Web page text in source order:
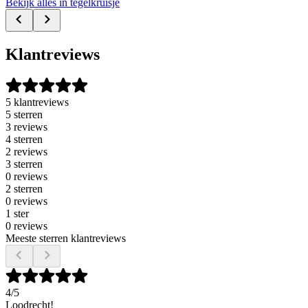
Klantreviews
5 klantreviews
5 sterren
3 reviews
4 sterren
2 reviews
3 sterren
0 reviews
2 sterren
0 reviews
1 ster
0 reviews
Meeste sterren klantreviews
4/5
Loodrecht!